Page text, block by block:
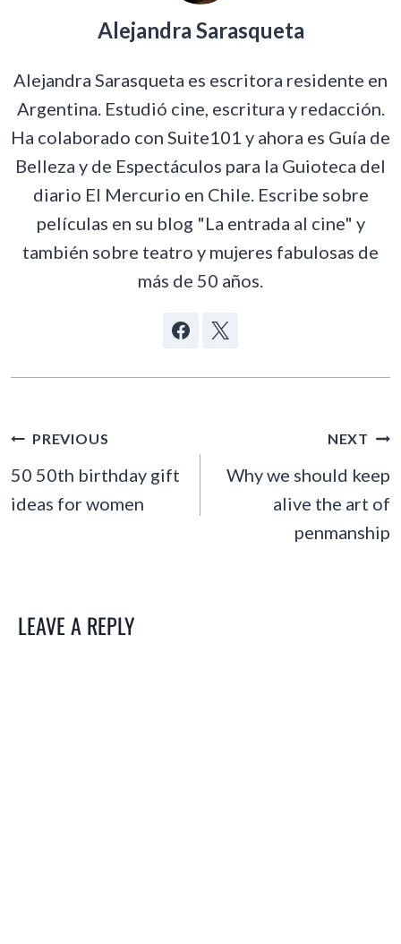
Alejandra Sarasqueta
Alejandra Sarasqueta es escritora residente en
Argentina. Estudió cine, escritura y redacción.
Ha colaborado con Suite101 y ahora es Guía de
Belleza y de Espectáculos para la Guioteca del
diario El Mercurio en Chile. Escribe sobre
películas en su blog "La entrada al cine" y
también sobre teatro y mujeres fabulosas de
más de 50 años.
POST
NAVIGATION
PREVIOUS
50 50th birthday gift
ideas for women
NEXT
Why we should keep
alive the art of
penmanship
LEAVE A REPLY